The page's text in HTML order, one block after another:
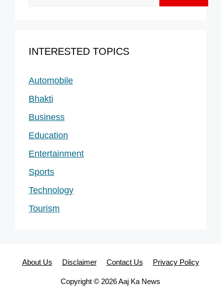
INTERESTED TOPICS
Automobile
Bhakti
Business
Education
Entertainment
Sports
Technology
Tourism
About Us Disclaimer Contact Us Privacy Policy
Copyright © 2026 Aaj Ka News